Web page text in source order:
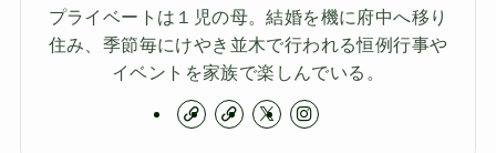
プライベートは１児の母。結婚を機に府中へ移り
住み、季節毎にけやき並木で行われる恒例行事や
イベントを家族で楽しんでいる。